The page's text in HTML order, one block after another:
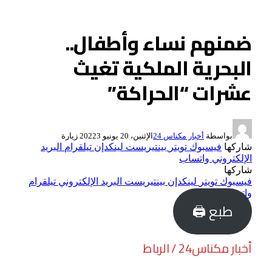
ضمنهم نساء وأطفال..
البحرية الملكية تغيث
عشرات “الحراكة”
بواسطة أخبار مكناس 24 الإثنين، 20 يونيو 2022 3 زيارة
شاركها فيسبوك تويتر بينتيريست لينكدإن تيلقرام البريد
الإلكتروني واتساب
شاركها
فيسبوك تويتر لينكدإن بينتيريست البريد الإلكتروني تيلقرام
واتساب
طبع 🖨
أخبار مكناس24 / الرباط